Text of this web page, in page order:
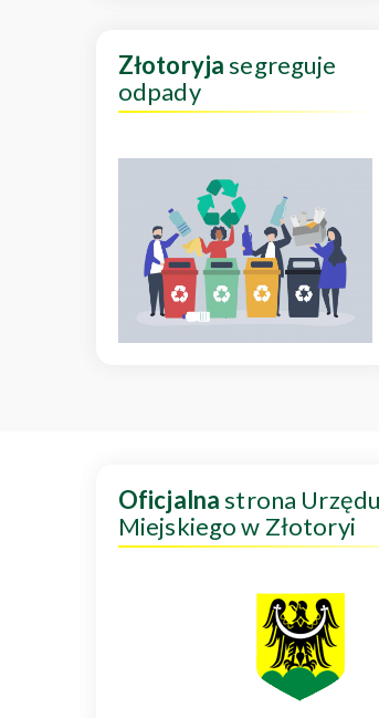
Złotoryjasegreguje
odpady
Oficjalnastrona Urzędu
Miejskiego w Złotoryi